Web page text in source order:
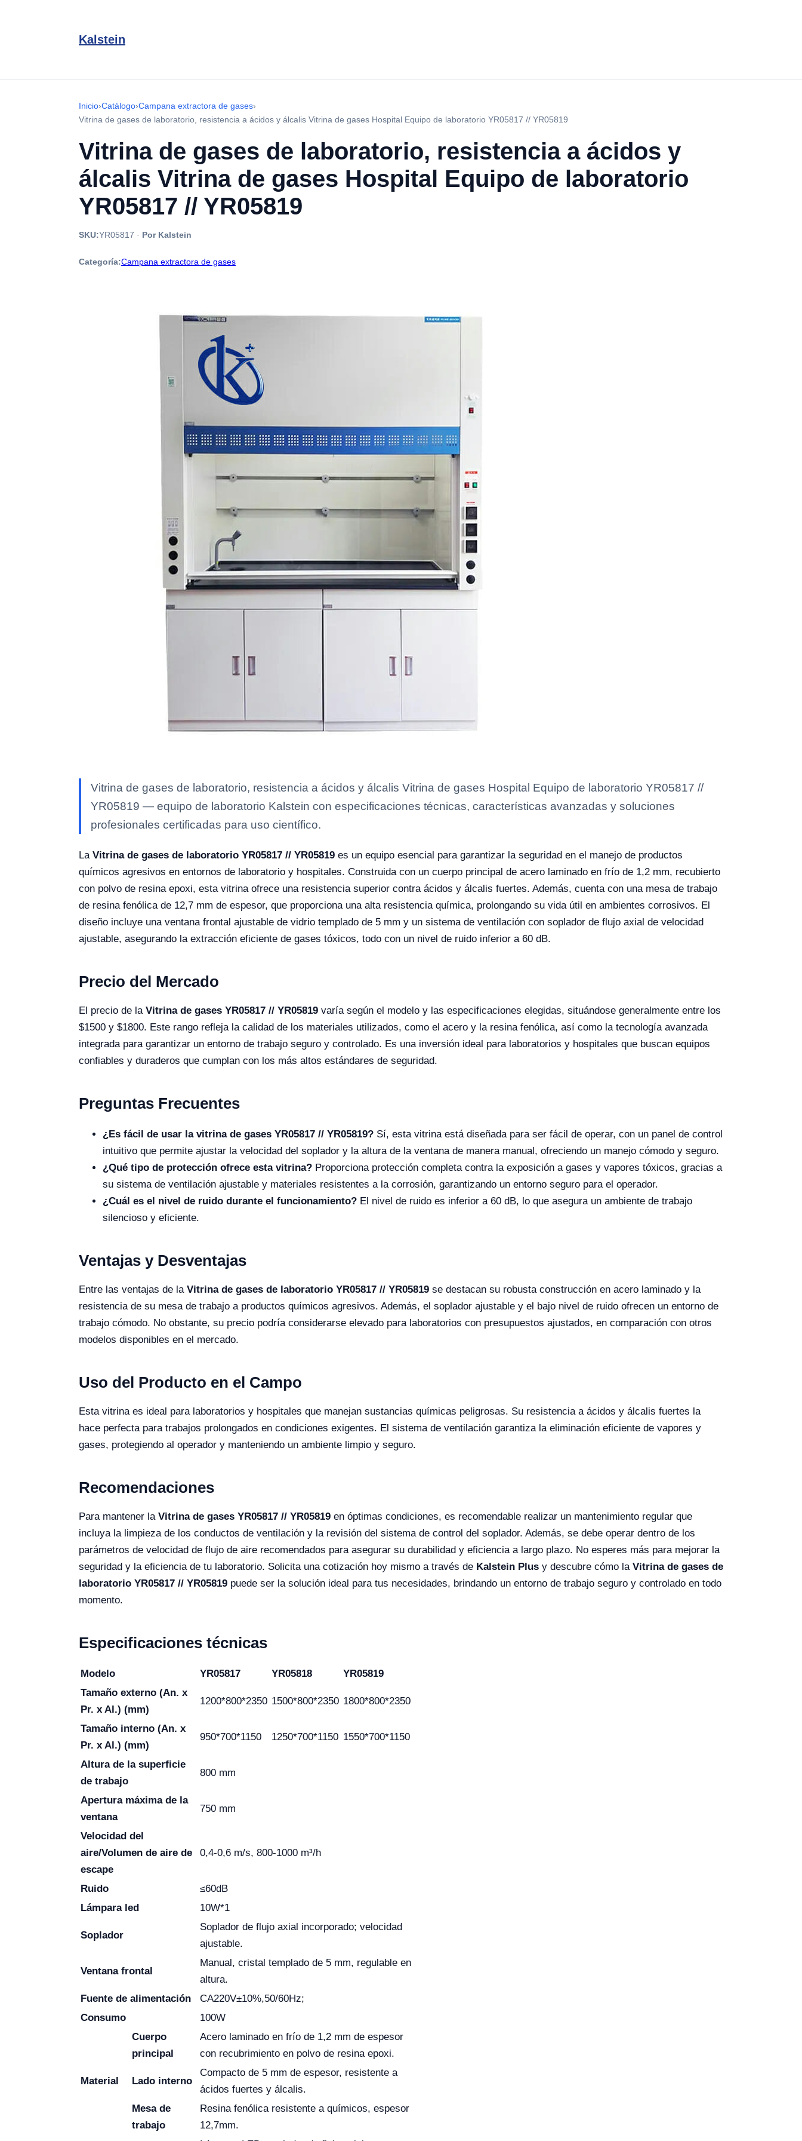
Kalstein
Inicio›Catálogo›Campana extractora de gases›
Vitrina de gases de laboratorio, resistencia a ácidos y álcalis Vitrina de gases Hospital Equipo de laboratorio YR05817 // YR05819
Vitrina de gases de laboratorio, resistencia a ácidos y
álcalis Vitrina de gases Hospital Equipo de laboratorio
YR05817 // YR05819
SKU:YR05817 · Por Kalstein
Categoría:Campana extractora de gases
Vitrina de gases de laboratorio, resistencia a ácidos y álcalis Vitrina de gases Hospital Equipo de laboratorio YR05817 //
YR05819 — equipo de laboratorio Kalstein con especificaciones técnicas, características avanzadas y soluciones
profesionales certificadas para uso científico.
La Vitrina de gases de laboratorio YR05817 // YR05819 es un equipo esencial para garantizar la seguridad en el manejo de productos
químicos agresivos en entornos de laboratorio y hospitales. Construida con un cuerpo principal de acero laminado en frío de 1,2 mm, recubierto
con polvo de resina epoxi, esta vitrina ofrece una resistencia superior contra ácidos y álcalis fuertes. Además, cuenta con una mesa de trabajo
de resina fenólica de 12,7 mm de espesor, que proporciona una alta resistencia química, prolongando su vida útil en ambientes corrosivos. El
diseño incluye una ventana frontal ajustable de vidrio templado de 5 mm y un sistema de ventilación con soplador de flujo axial de velocidad
ajustable, asegurando la extracción eficiente de gases tóxicos, todo con un nivel de ruido inferior a 60 dB.
Precio del Mercado
El precio de la Vitrina de gases YR05817 // YR05819 varía según el modelo y las especificaciones elegidas, situándose generalmente entre los
$1500 y $1800. Este rango refleja la calidad de los materiales utilizados, como el acero y la resina fenólica, así como la tecnología avanzada
integrada para garantizar un entorno de trabajo seguro y controlado. Es una inversión ideal para laboratorios y hospitales que buscan equipos
confiables y duraderos que cumplan con los más altos estándares de seguridad.
Preguntas Frecuentes
¿Es fácil de usar la vitrina de gases YR05817 // YR05819? Sí, esta vitrina está diseñada para ser fácil de operar, con un panel de control
intuitivo que permite ajustar la velocidad del soplador y la altura de la ventana de manera manual, ofreciendo un manejo cómodo y seguro.
¿Qué tipo de protección ofrece esta vitrina? Proporciona protección completa contra la exposición a gases y vapores tóxicos, gracias a
su sistema de ventilación ajustable y materiales resistentes a la corrosión, garantizando un entorno seguro para el operador.
¿Cuál es el nivel de ruido durante el funcionamiento? El nivel de ruido es inferior a 60 dB, lo que asegura un ambiente de trabajo
silencioso y eficiente.
Ventajas y Desventajas
Entre las ventajas de la Vitrina de gases de laboratorio YR05817 // YR05819 se destacan su robusta construcción en acero laminado y la
resistencia de su mesa de trabajo a productos químicos agresivos. Además, el soplador ajustable y el bajo nivel de ruido ofrecen un entorno de
trabajo cómodo. No obstante, su precio podría considerarse elevado para laboratorios con presupuestos ajustados, en comparación con otros
modelos disponibles en el mercado.
Uso del Producto en el Campo
Esta vitrina es ideal para laboratorios y hospitales que manejan sustancias químicas peligrosas. Su resistencia a ácidos y álcalis fuertes la
hace perfecta para trabajos prolongados en condiciones exigentes. El sistema de ventilación garantiza la eliminación eficiente de vapores y
gases, protegiendo al operador y manteniendo un ambiente limpio y seguro.
Recomendaciones
Para mantener la Vitrina de gases YR05817 // YR05819 en óptimas condiciones, es recomendable realizar un mantenimiento regular que
incluya la limpieza de los conductos de ventilación y la revisión del sistema de control del soplador. Además, se debe operar dentro de los
parámetros de velocidad de flujo de aire recomendados para asegurar su durabilidad y eficiencia a largo plazo. No esperes más para mejorar la
seguridad y la eficiencia de tu laboratorio. Solicita una cotización hoy mismo a través de Kalstein Plus y descubre cómo la Vitrina de gases de
laboratorio YR05817 // YR05819 puede ser la solución ideal para tus necesidades, brindando un entorno de trabajo seguro y controlado en todo
momento.
Especificaciones técnicas
Modelo YR05817 YR05818
YR05819
Tamaño externo (An. x
Pr. x Al.) (mm)
1200*800*2350 1500*800*2350 1800*800*2350
Tamaño interno (An. x
Pr. x Al.) (mm)
950*700*1150 1250*700*1150 1550*700*1150
Altura de la superficie
de trabajo
800 mm
Apertura máxima de la
ventana
750 mm
Velocidad del
aire/Volumen de aire de
escape
0,4-0,6 m/s, 800-1000 m³/h
Ruido
≤60dB
Lámpara led
10W*1
Soplador
Soplador de flujo axial incorporado; velocidad
ajustable.
Ventana frontal
Manual, cristal templado de 5 mm, regulable en
altura.
Fuente de alimentación
CA220V±10%,50/60Hz;
Consumo
100W
Material
Cuerpo
principal
Acero laminado en frío de 1,2 mm de espesor
con recubrimiento en polvo de resina epoxi.
Lado interno
Compacto de 5 mm de espesor, resistente a
ácidos fuertes y álcalis.
Mesa de
trabajo
Resina fenólica resistente a químicos, espesor
12,7mm.